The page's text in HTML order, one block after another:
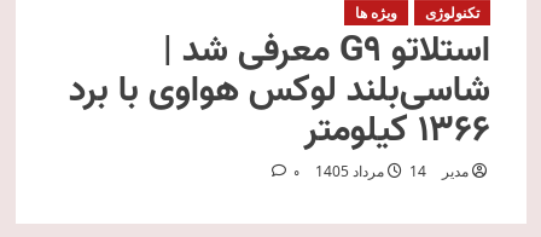
تکنولوژی ویژه ها
استلاتو G9 معرفی شد |
شاسی‌بلند لوکس هواوی با برد
۱۳۶۶ کیلومتر
مدیر 14 مرداد 1405 0